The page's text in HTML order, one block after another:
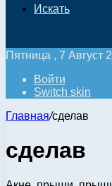
Искать
Пятница , 7 Август
Войти
Switch skin
Главная/сделав
сделав